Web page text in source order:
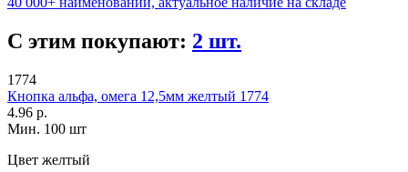
С этим покупают: 2 шт.
1774
Кнопка альфа, омега 12,5мм желтый 1774
4.96 р.
Мин. 100 шт
Цвет желтый